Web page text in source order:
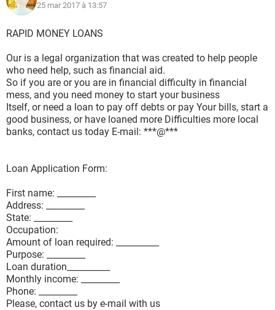
25 mar 2017 à 13:57
RAPID MONEY LOANS
Our is a legal organization that was created to help people
who need help, such as financial aid.
So if you are or you are in financial difficulty in financial
mess, and you need money to start your business
Itself, or need a loan to pay off debts or pay Your bills, start a
good business, or have loaned more Difficulties more local
banks, contact us today E-mail: ***@***
Loan Application Form:
First name: _________
Address: _________
State: _________
Occupation:
Amount of loan required: __________
Purpose: _________
Loan duration__________
Monthly income: _________
Phone: _________
Please, contact us by e-mail with us